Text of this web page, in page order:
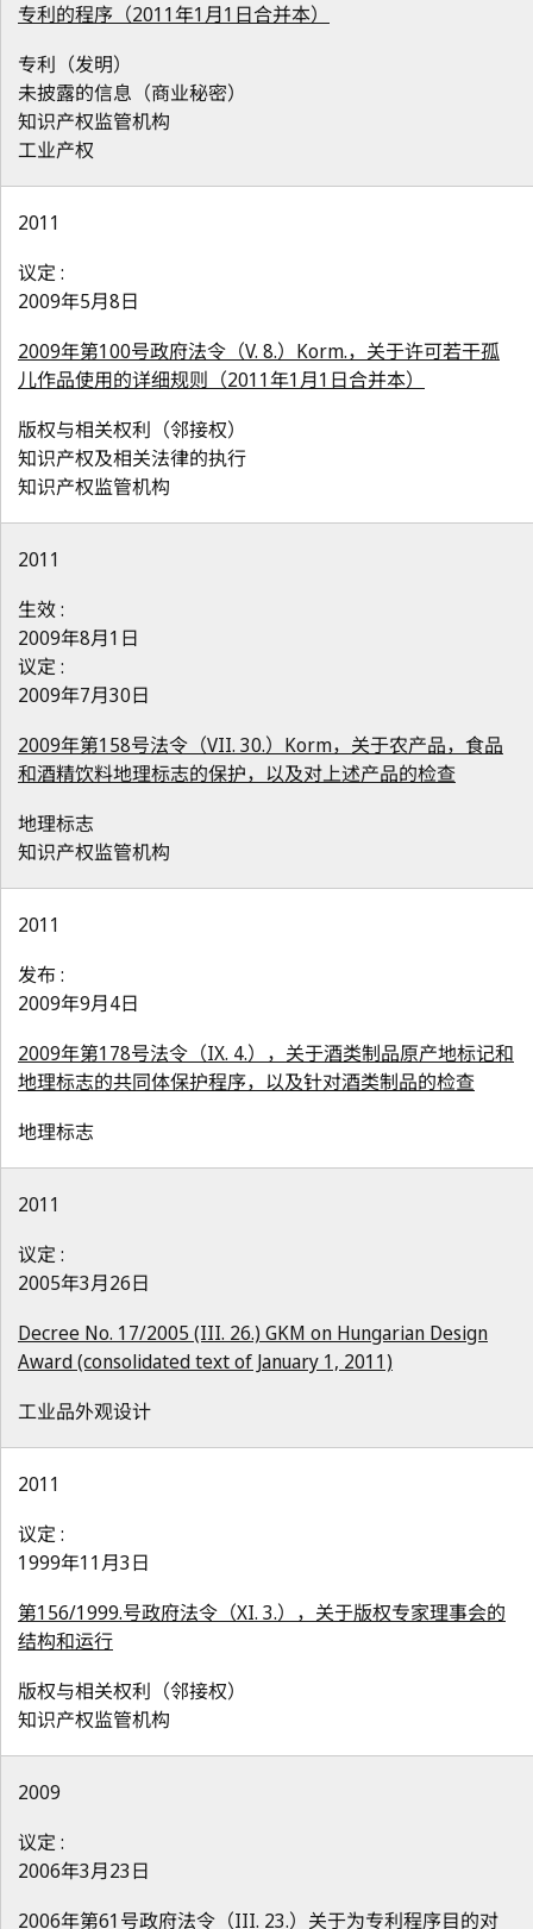
专利的程序（2011年1月1日合并本）
专利（发明）
未披露的信息（商业秘密）
知识产权监管机构
工业产权
2011
议定 :
2009年5月8日
2009年第100号政府法令（V. 8.）Korm.，关于许可若干孤
儿作品使用的详细规则（2011年1月1日合并本）
版权与相关权利（邻接权）
知识产权及相关法律的执行
知识产权监管机构
2011
生效 :
2009年8月1日
议定 :
2009年7月30日
2009年第158号法令（VII. 30.）Korm，关于农产品，食品
和酒精饮料地理标志的保护，以及对上述产品的检查
地理标志
知识产权监管机构
2011
发布 :
2009年9月4日
2009年第178号法令（IX. 4.），关于酒类制品原产地标记和
地理标志的共同体保护程序，以及针对酒类制品的检查
地理标志
2011
议定 :
2005年3月26日
Decree No. 17/2005 (III. 26.) GKM on Hungarian Design
Award (consolidated text of January 1, 2011)
工业品外观设计
2011
议定 :
1999年11月3日
第156/1999.号政府法令（XI. 3.），关于版权专家理事会的
结构和运行
版权与相关权利（邻接权）
知识产权监管机构
2009
议定 :
2006年3月23日
2006年第61号政府法令（III. 23.）关于为专利程序目的对